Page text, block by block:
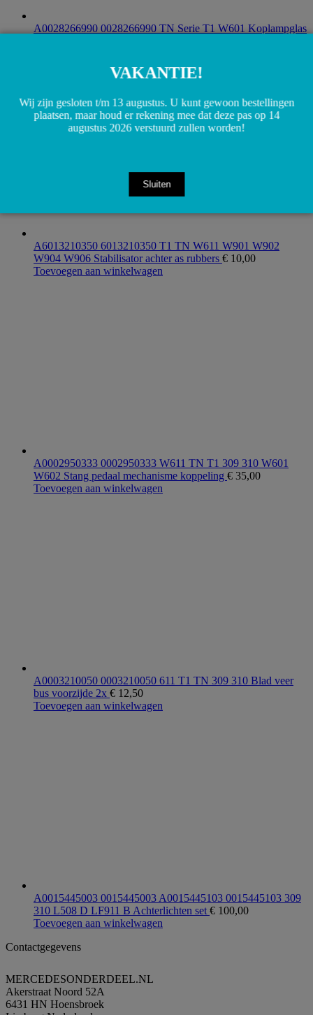
A0028266990 0028266990 TN Serie T1 W601 Koplampglas
A6013210350 6013210350 T1 TN W611 W901 W902
W904 W906 Stabilisator achter as rubbers € 10,00
Toevoegen aan winkelwagen
A0002950333 0002950333 W611 TN T1 309 310 W601
W602 Stang pedaal mechanisme koppeling € 35,00
Toevoegen aan winkelwagen
A0003210050 0003210050 611 T1 TN 309 310 Blad veer
bus voorzijde 2x € 12,50
Toevoegen aan winkelwagen
A0015445003 0015445003 A0015445103 0015445103 309
310 L508 D LF911 B Achterlichten set € 100,00
Toevoegen aan winkelwagen
Contactgegevens
MERCEDESONDERDEEL.NL
Akerstraat Noord 52A
6431 HN Hoensbroek
VAKANTIE!
Wij zijn gesloten t/m 13 augustus. U kunt gewoon bestellingen
plaatsen, maar houd er rekening mee dat deze pas op 14
augustus 2026 verstuurd zullen worden!
Sluiten